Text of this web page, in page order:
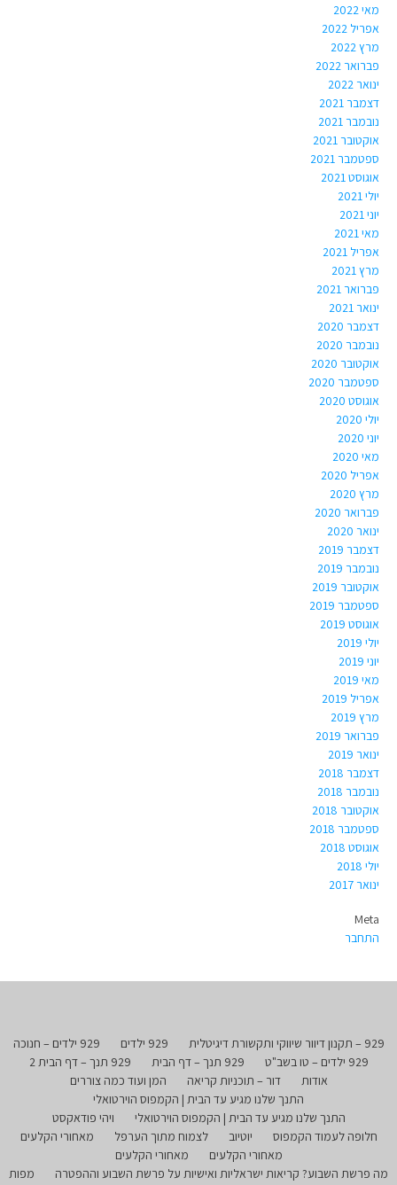
מאי 2022
אפריל 2022
מרץ 2022
פברואר 2022
ינואר 2022
דצמבר 2021
נובמבר 2021
אוקטובר 2021
ספטמבר 2021
אוגוסט 2021
יולי 2021
יוני 2021
מאי 2021
אפריל 2021
מרץ 2021
פברואר 2021
ינואר 2021
דצמבר 2020
נובמבר 2020
אוקטובר 2020
ספטמבר 2020
אוגוסט 2020
יולי 2020
יוני 2020
מאי 2020
אפריל 2020
מרץ 2020
פברואר 2020
ינואר 2020
דצמבר 2019
נובמבר 2019
אוקטובר 2019
ספטמבר 2019
אוגוסט 2019
יולי 2019
יוני 2019
מאי 2019
אפריל 2019
מרץ 2019
פברואר 2019
ינואר 2019
דצמבר 2018
נובמבר 2018
אוקטובר 2018
ספטמבר 2018
אוגוסט 2018
יולי 2018
ינואר 2017
Meta
התחבר
929 – תקנון דיוור שיווקי ותקשורת דיגיטלית 929 ילדים
929 ילדים – חנוכה
929 ילדים – טו בשב"ט
929 תנך – דף הבית
929 תנך – דף הבית 2
אודות
דור – תוכניות קריאה
המן ועוד כמה צוררים
התנך שלנו מגיע עד הבית | הקמפוס הוירטואלי
התנך שלנו מגיע עד הבית | הקמפוס הוירטואלי
ויהי פודאקסט
חלופה לעמוד הקמפוס
יוטיוב לצמוח מתוך הערפל
מאחורי הקלעים
מאחורי הקלעים
מאחורי הקלעים
מה פרשת השבוע? קריאות ישראליות ואישיות על פרשת השבוע וההפטרה
מפות